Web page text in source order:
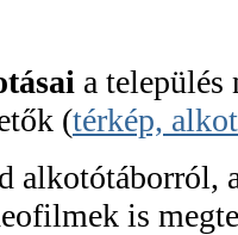
a
(térkép,
alkotótáborról,
is